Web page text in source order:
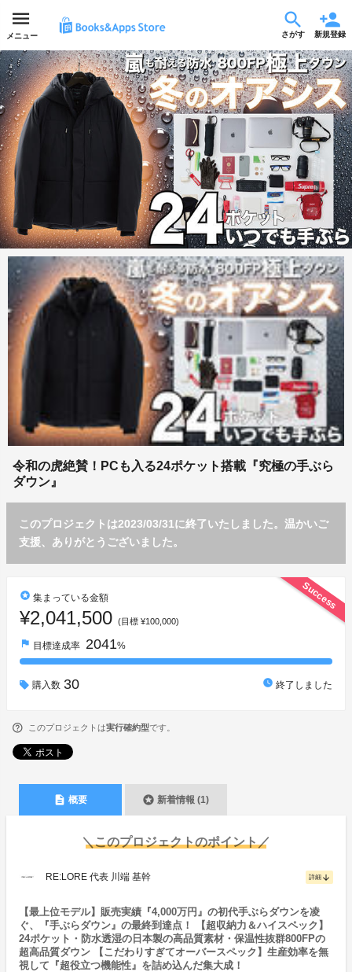
メニュー さがす 新規登録
令和の虎絶賛！PCも入る24ポケット搭載『究極の手ぶら
ダウン』
このプロジェクトは2023/03/31に終了いたしました。温かいご
支援、ありがとうございました。
Success
stars 集まっている金額
¥2,041,500 (目標 ¥100,000)
flag 目標達成率 2041%
購入数 30 watch_later 終了しました
このプロジェクトは実行確約型です。
description 概要 stars 新着情報 (1)
＼このプロジェクトのポイント／
RE:LORE 代表 川端 基幹 詳細 arrow_downward
【最上位モデル】販売実績『4,000万円』の初代手ぶらダウンを凌
ぐ、『手ぶらダウン』の最終到達点！ 【超収納力＆ハイスペック】
24ポケット・防水透湿の日本製の高品質素材・保温性抜群800FPの
超高品質ダウン 【こだわりすぎてオーバースペック】生産効率を無
視して『超役立つ機能性』を詰め込んだ集大成！